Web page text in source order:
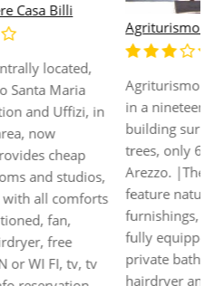
Agriturismo Il Colle
Agriturismo Il Colle is located
in a nineteenth-century
building surrounded by olive
trees, only 6 km from
Arezzo. |The apartments
feature natural wood
furnishings, air-conditioning,
fully equipped kitchen,
private bathroom with
hairdryer and satellite TV.